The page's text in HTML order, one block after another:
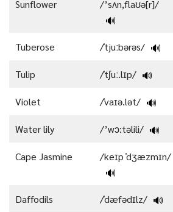
Sunflower
/’sʌn,flaʊə[r]/
🔊
Tuberose /ˈtjuːbərəs/ 🔊
Tulip /ˈtʃuː.lɪp/ 🔊
Violet /ˈvaɪə.lət/ 🔊
Water lily /’wɔ:təlili/ 🔊
Cape Jasmine
/keɪp ˈdʒæzmɪn/
🔊
Daffodils /ˈdæfədɪlz/ 🔊